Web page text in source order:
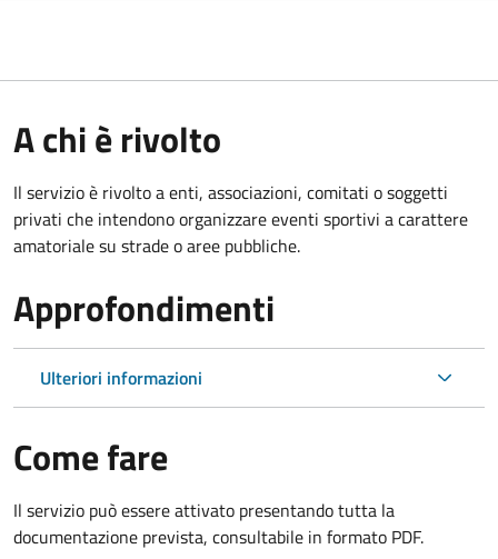
A chi è rivolto
Il servizio è rivolto a enti, associazioni, comitati o soggetti
privati che intendono organizzare eventi sportivi a carattere
amatoriale su strade o aree pubbliche.
Approfondimenti
Ulteriori informazioni
Come fare
Il servizio può essere attivato presentando tutta la
documentazione prevista, consultabile in formato PDF.